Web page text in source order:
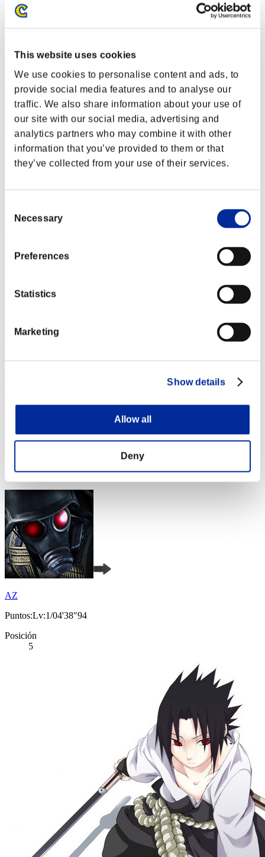
This website uses cookies
We use cookies to personalise content and ads, to
provide social media features and to analyse our
traffic. We also share information about your use of
our site with our social media, advertising and
analytics partners who may combine it with other
information that you’ve provided to them or that
they’ve collected from your use of their services.
Selection
Necessary
Preferences
Statistics
Marketing
Show details
Allow all
Deny
Puntos:Lv:1/02'32"01
DreykoSan7
3
Puntos:Lv:1/04'29"67
4
AZ
Puntos:Lv:1/04'38"94
Posición
5